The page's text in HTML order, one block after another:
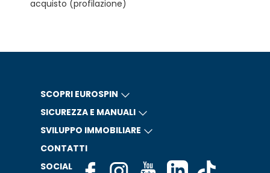
acquisto (profilazione)
SCOPRI EUROSPIN
SICUREZZA E MANUALI
SVILUPPO IMMOBILIARE
CONTATTI
SOCIAL